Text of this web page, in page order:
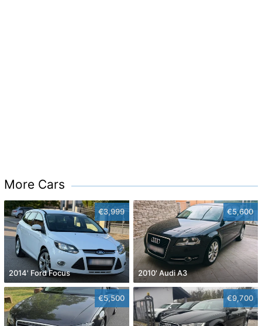
More Cars
€3,999
2014' Ford Focus
€5,600
2010' Audi A3
€5,500 €9,700